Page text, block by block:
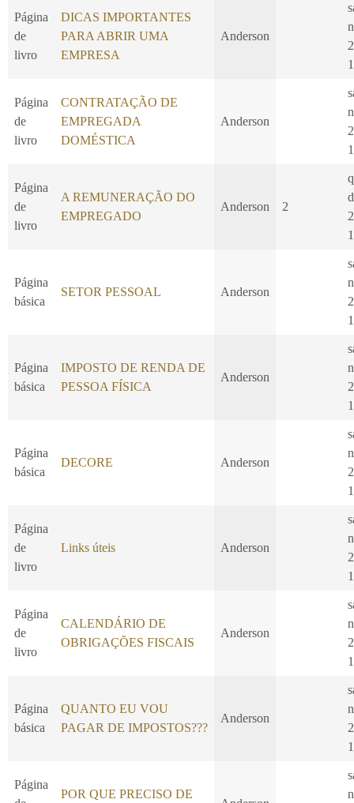
Página
de
livro
DICAS IMPORTANTES
PARA ABRIR UMA
EMPRESA
Anderson
Página
de
livro
CONTRATAÇÃO DE
EMPREGADA
DOMÉSTICA
Anderson
Página
de
livro
A REMUNERAÇÃO DO
EMPREGADO
Anderson 2
Página
básica
SETOR PESSOAL Anderson
Página
básica
IMPOSTO DE RENDA DE
PESSOA FÍSICA
Anderson
Página
básica
DECORE Anderson
Página
de
livro
Links úteis Anderson
Página
de
livro
CALENDÁRIO DE
OBRIGAÇÕES FISCAIS
Anderson
Página
básica
QUANTO EU VOU
PAGAR DE IMPOSTOS???
Anderson
Página
POR QUE PRECISO DE